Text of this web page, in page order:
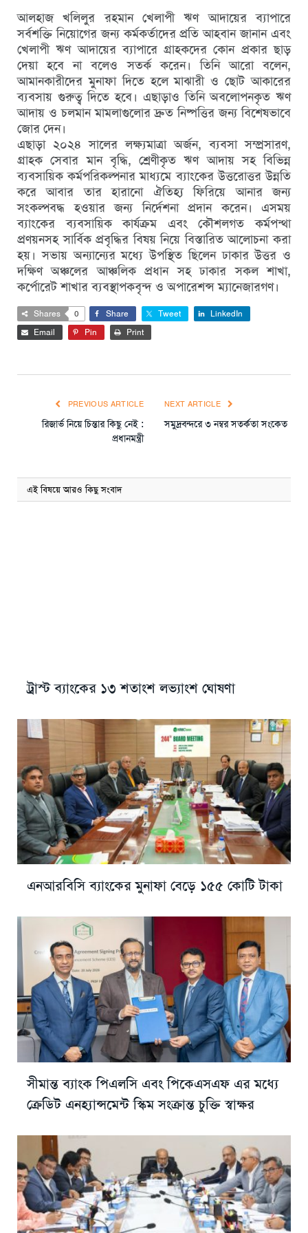
আলহাজ খলিলুর রহমান খেলাপী ঋণ আদায়ের ব্যাপারে
সর্বশক্তি নিয়োগের জন্য কর্মকর্তাদের প্রতি আহবান জানান এবং
খেলাপী ঋণ আদায়ের ব্যাপারে গ্রাহকদের কোন প্রকার ছাড়
দেয়া হবে না বলেও সতর্ক করেন। তিনি আরো বলেন,
আমানকারীদের মুনাফা দিতে হলে মাঝারী ও ছোট আকারের
ব্যবসায় গুরুত্ব দিতে হবে। এছাড়াও তিনি অবলোপনকৃত ঋণ
আদায় ও চলমান মামলাগুলোর দ্রুত নিষ্পত্তির জন্য বিশেষভাবে
জোর দেন।
এছাড়া ২০২৪ সালের লক্ষ্যমাত্রা অর্জন, ব্যবসা সম্প্রসারণ,
গ্রাহক সেবার মান বৃদ্ধি, শ্রেণীকৃত ঋণ আদায় সহ বিভিন্ন
ব্যবসায়িক কর্মপরিকল্পনার মাধ্যমে ব্যাংকের উত্তরোত্তর উন্নতি
করে আবার তার হারানো ঐতিহ্য ফিরিয়ে আনার জন্য
সংকল্পবদ্ধ হওয়ার জন্য নির্দেশনা প্রদান করেন। এসময়
ব্যাংকের ব্যবসায়িক কার্যক্রম এবং কৌশলগত কর্মপন্থা
প্রণয়নসহ সার্বিক প্রবৃদ্ধির বিষয় নিয়ে বিস্তারিত আলোচনা করা
হয়। সভায় অন্যান্যের মধ্যে উপস্থিত ছিলেন ঢাকার উত্তর ও
দক্ষিণ অঞ্চলের আঞ্চলিক প্রধান সহ ঢাকার সকল শাখা,
কর্পোরেট শাখার ব্যবস্থাপকবৃন্দ ও অপারেশন্স ম্যানেজারগণ।
Shares 0 Share Tweet
LinkedIn
Email
Pin Print
PREVIOUS ARTICLE
রিজার্ভ নিয়ে চিন্তার কিছু নেই :
প্রধানমন্ত্রী
NEXT ARTICLE
সমুদ্রবন্দরে ৩ নম্বর সতর্কতা সংকেত
এই বিষয়ে আরও কিছু সংবাদ
ট্রাস্ট ব্যাংকের ১৩ শতাংশ লভ্যাংশ ঘোষণা
এনআরবিসি ব্যাংকের মুনাফা বেড়ে ১৫৫ কোটি টাকা
সীমান্ত ব্যাংক পিএলসি এবং পিকেএসএফ এর মধ্যে
ক্রেডিট এনহ্যান্সমেন্ট স্কিম সংক্রান্ত চুক্তি স্বাক্ষর